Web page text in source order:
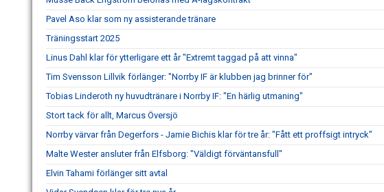
Pavel Aso klar som ny assisterande tränare
Träningsstart 2025
Linus Dahl klar för ytterligare ett år "Extremt taggad på att vinna"
Tim Svensson Lillvik förlänger: "Norrby IF är klubben jag brinner för"
Tobias Linderoth ny huvudtränare i Norrby IF: "En härlig utmaning"
Stort tack för allt, Marcus Översjö
Norrby värvar från Degerfors - Jamie Bichis klar för tre år: "Fått ett proffsigt intryck"
Malte Wester ansluter från Elfsborg: "Väldigt förväntansfull"
Elvin Tahami förlänger sitt avtal